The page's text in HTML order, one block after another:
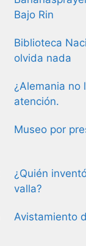
Bajo Rin
Biblioteca
olvida nada
¿Alemania no
atención.
Museo por
¿Quién
valla?
Avistamiento